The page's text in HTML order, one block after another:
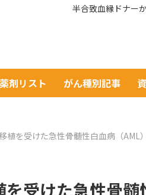
半合致血縁ドナー
剤リスト がん種別記事
植を受けた急性骨髄性白血病（AML
受けた急性骨髄